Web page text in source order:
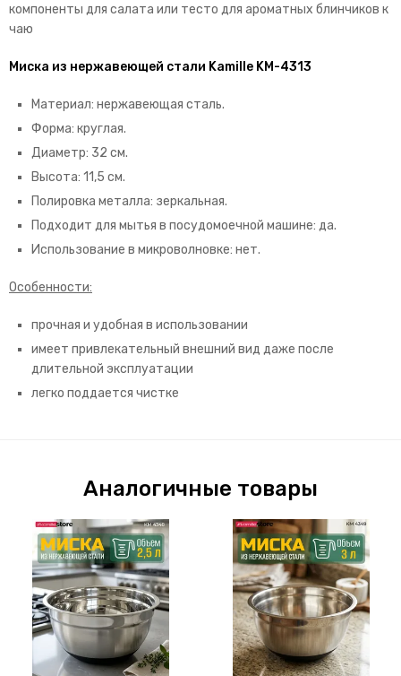
компоненты для салата или тесто для ароматных блинчиков к
чаю
Миска из нержавеющей стали Kamille KM-4313
Материал: нержавеющая сталь.
Форма: круглая.
Диаметр: 32 см.
Высота: 11,5 см.
Полировка металла: зеркальная.
Подходит для мытья в посудомоечной машине: да.
Использование в микроволновке: нет.
Особенности:
прочная и удобная в использовании
имеет привлекательный внешний вид даже после
длительной эксплуатации
легко поддается чистке
Аналогичные товары